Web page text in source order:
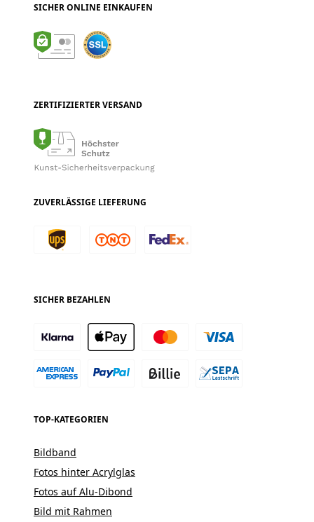
SICHER ONLINE EINKAUFEN
ZERTIFIZIERTER VERSAND
ZUVERLÄSSIGE LIEFERUNG
SICHER BEZAHLEN
TOP-KATEGORIEN
Bildband
Fotos hinter Acrylglas
Fotos auf Alu-Dibond
Bild mit Rahmen